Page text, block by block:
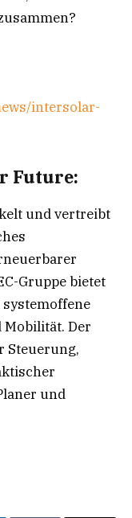
intersolar-
Future:
und vertreibt
Gruppe bietet
Der
Steuerung,
und